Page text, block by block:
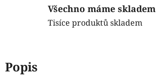
Všechno máme skladem
Tisíce produktů skladem
Popis